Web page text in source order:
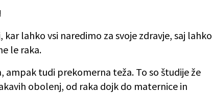
lahko vsi naredimo za svoje zdravje, saj lahko
le raka.
ampak tudi prekomerna teža. To so študije že
obolenj, od raka dojk do maternice in